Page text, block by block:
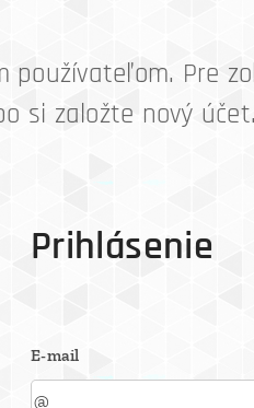
Pre
si založte nový
Prihlásenie
E-mail